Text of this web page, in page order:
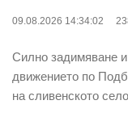
09.08.2026 14:34:02
Силно задимяване
движението по
на сливенското